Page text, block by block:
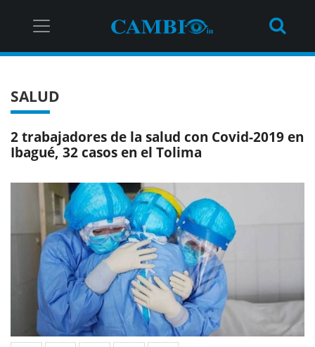
SALUD
2 trabajadores de la salud con Covid-2019 en
Ibagué, 32 casos en el Tolima